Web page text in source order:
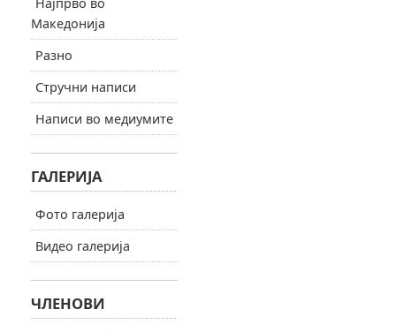
Македонија
Разно
Стручни написи
Написи во медиумите
ГАЛЕРИЈА
Фото галерија
Видео галерија
ЧЛЕНОВИ